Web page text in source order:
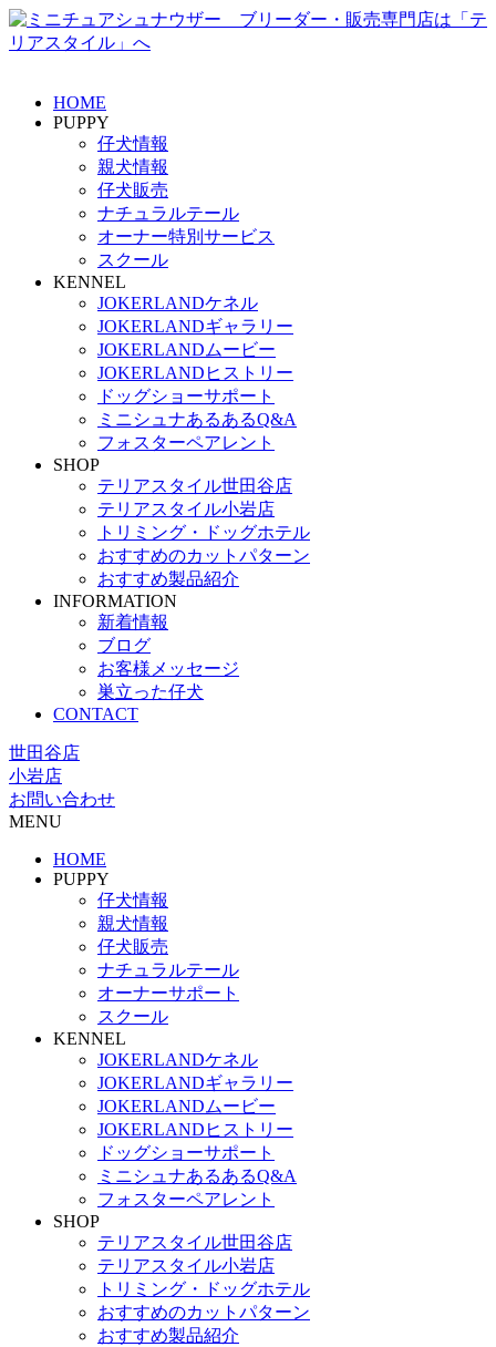
HOME
PUPPY
仔犬情報
親犬情報
仔犬販売
ナチュラルテール
オーナー特別サービス
スクール
KENNEL
JOKERLANDケネル
JOKERLANDギャラリー
JOKERLANDムービー
JOKERLANDヒストリー
ドッグショーサポート
ミニシュナあるあるQ&A
フォスターペアレント
SHOP
テリアスタイル世田谷店
テリアスタイル小岩店
トリミング・ドッグホテル
おすすめのカットパターン
おすすめ製品紹介
INFORMATION
新着情報
ブログ
お客様メッセージ
巣立った仔犬
CONTACT
世田谷店
小岩店
お問い合わせ
MENU
HOME
PUPPY
仔犬情報
親犬情報
仔犬販売
ナチュラルテール
オーナーサポート
スクール
KENNEL
JOKERLANDケネル
JOKERLANDギャラリー
JOKERLANDムービー
JOKERLANDヒストリー
ドッグショーサポート
ミニシュナあるあるQ&A
フォスターペアレント
SHOP
テリアスタイル世田谷店
テリアスタイル小岩店
トリミング・ドッグホテル
おすすめのカットパターン
おすすめ製品紹介